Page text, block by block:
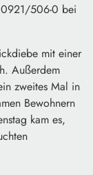
0921/506-0 bei
mit einer
Außerdem
zweites Mal in
Bewohnern
kam es,